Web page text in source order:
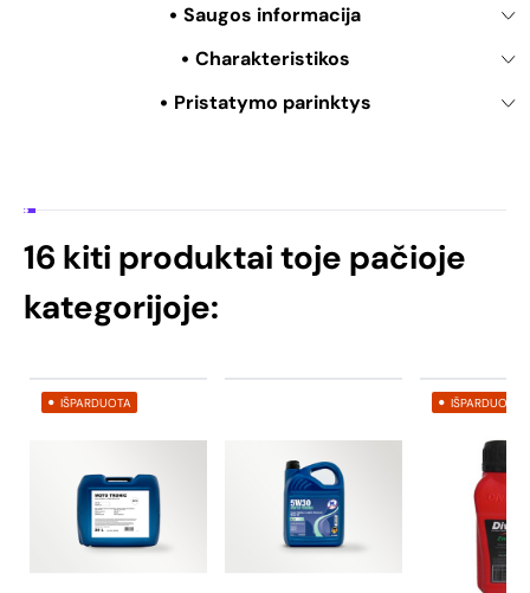
Saugos informacija
Charakteristikos
Pristatymo parinktys
16 kiti produktai toje pačioje
kategorijoje:
IŠPARDUOTA IŠPARDUOTA